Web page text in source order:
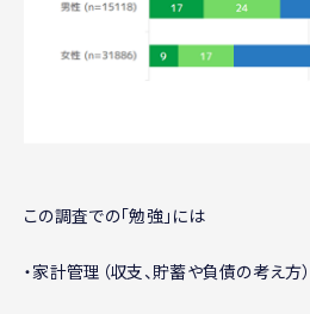
この調査での「勉強」には
・家計管理（収支、貯蓄や負債の考え方）